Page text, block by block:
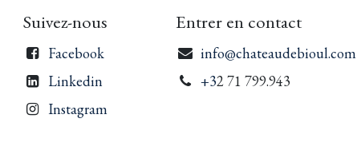
Suivez-nous
Facebook
Linkedin
Instagram
Entrer en contact
info@chateaudebioul.com
+32 71 799.943